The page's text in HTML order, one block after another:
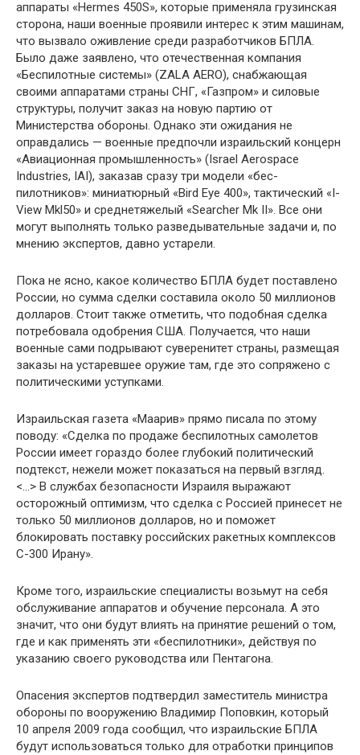
аппараты «Hermes 450S», которые применяла грузинская
сторона, наши военные проявили интерес к этим машинам,
что вызвало оживление среди разработчиков БПЛА.
Было даже заявлено, что отечественная компания
«Беспилотные системы» (ZALA AERO), снабжающая
своими аппаратами страны СНГ, «Газпром» и силовые
структуры, получит заказ на новую партию от
Министерства обороны. Однако эти ожидания не
оправдались — военные предпочли израильский концерн
«Авиационная промышленность» (Israel Aerospace
Industries, IAI), заказав сразу три модели «бес-
пилотников»: миниатюрный «Bird Eye 400», тактический «I-
View Mkl50» и среднетяжелый «Searcher Mk II». Все они
могут выполнять только разведывательные задачи и, по
мнению экспертов, давно устарели.
Пока не ясно, какое количество БПЛА будет поставлено
России, но сумма сделки составила около 50 миллионов
долларов. Стоит также отметить, что подобная сделка
потребовала одобрения США. Получается, что наши
военные сами подрывают суверенитет страны, размещая
заказы на устаревшее оружие там, где это сопряжено с
политическими уступками.
Израильская газета «Маарив» прямо писала по этому
поводу: «Сделка по продаже беспилотных самолетов
России имеет гораздо более глубокий политический
подтекст, нежели может показаться на первый взгляд.
<...> В службах безопасности Израиля выражают
осторожный оптимизм, что сделка с Россией принесет не
только 50 миллионов долларов, но и поможет
блокировать поставку российских ракетных комплексов
С-300 Ирану».
Кроме того, израильские специалисты возьмут на себя
обслуживание аппаратов и обучение персонала. А это
значит, что они будут влиять на принятие решений о том,
где и как применять эти «беспилотники», действуя по
указанию своего руководства или Пентагона.
Опасения экспертов подтвердил заместитель министра
обороны по вооружению Владимир Поповкин, который
10 апреля 2009 года сообщил, что израильские БПЛА
будут использоваться только для отработки принципов